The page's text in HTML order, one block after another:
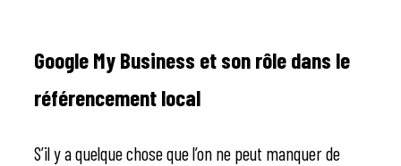
Google My Business et son rôle dans le
référencement local
S’il y a quelque chose que l’on ne peut manquer de